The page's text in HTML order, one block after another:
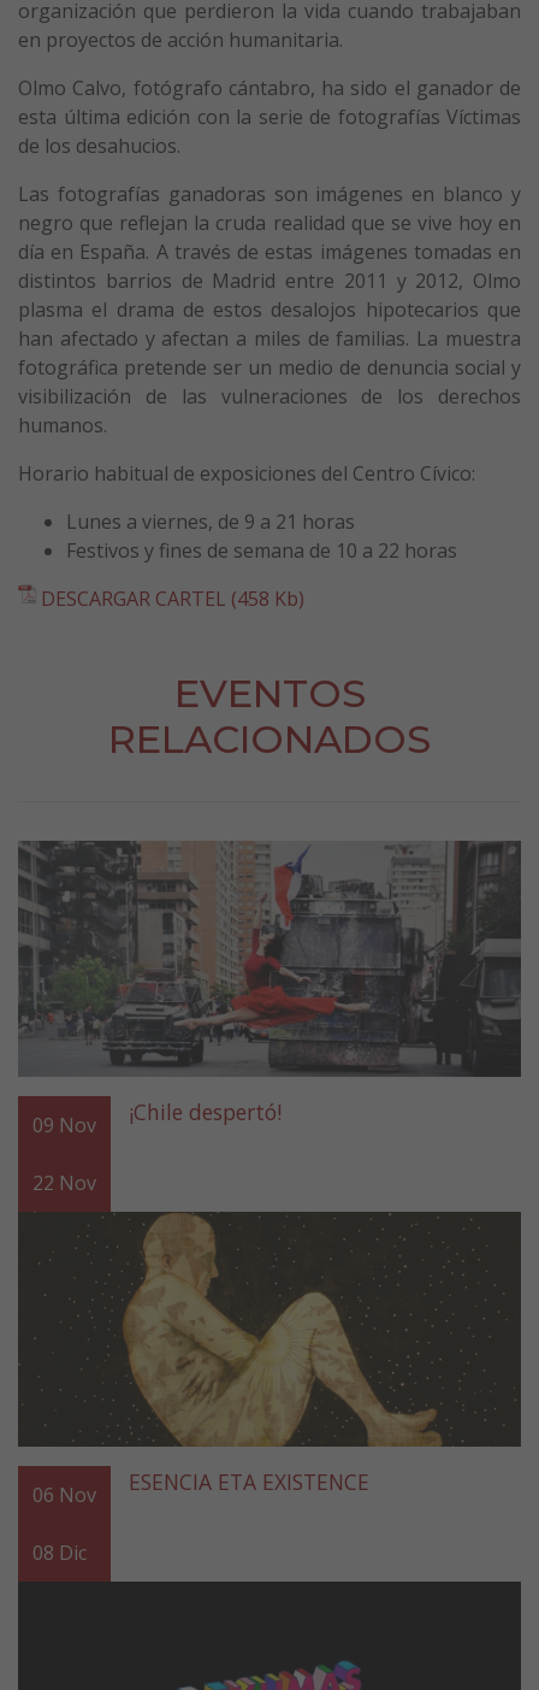
organización que perdieron la vida cuando trabajaban
en proyectos de acción humanitaria.
Olmo Calvo, fotógrafo cántabro, ha sido el ganador de
esta última edición con la serie de fotografías Víctimas
de los desahucios.
Las fotografías ganadoras son imágenes en blanco y
negro que reflejan la cruda realidad que se vive hoy en
día en España. A través de estas imágenes tomadas en
distintos barrios de Madrid entre 2011 y 2012, Olmo
plasma el drama de estos desalojos hipotecarios que
han afectado y afectan a miles de familias. La muestra
fotográfica pretende ser un medio de denuncia social y
visibilización de las vulneraciones de los derechos
humanos.
Horario habitual de exposiciones del Centro Cívico:
Lunes a viernes, de 9 a 21 horas
Festivos y fines de semana de 10 a 22 horas
DESCARGAR CARTEL (458 Kb)
EVENTOS
RELACIONADOS
09 Nov
22 Nov
¡Chile despertó!
06 Nov
08 Dic
ESENCIA ETA EXISTENCE